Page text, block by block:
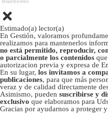
Estimado(a) lector(a)
En Gestión, valoramos
realizamos para mantenerlos
no está permitido, reproducir,
o parcialmente los contenidos
autorizacion previa y expresa de
En su lugar, los invitamos a
publicaciones, para que más
veraz y de calidad directamente
Asimismo, pueden suscribirse y
exclusivo que elaboramos para
Gracias por ayudarnos a proteger